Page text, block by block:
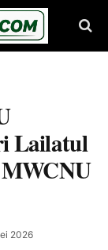
Lailatul
2026